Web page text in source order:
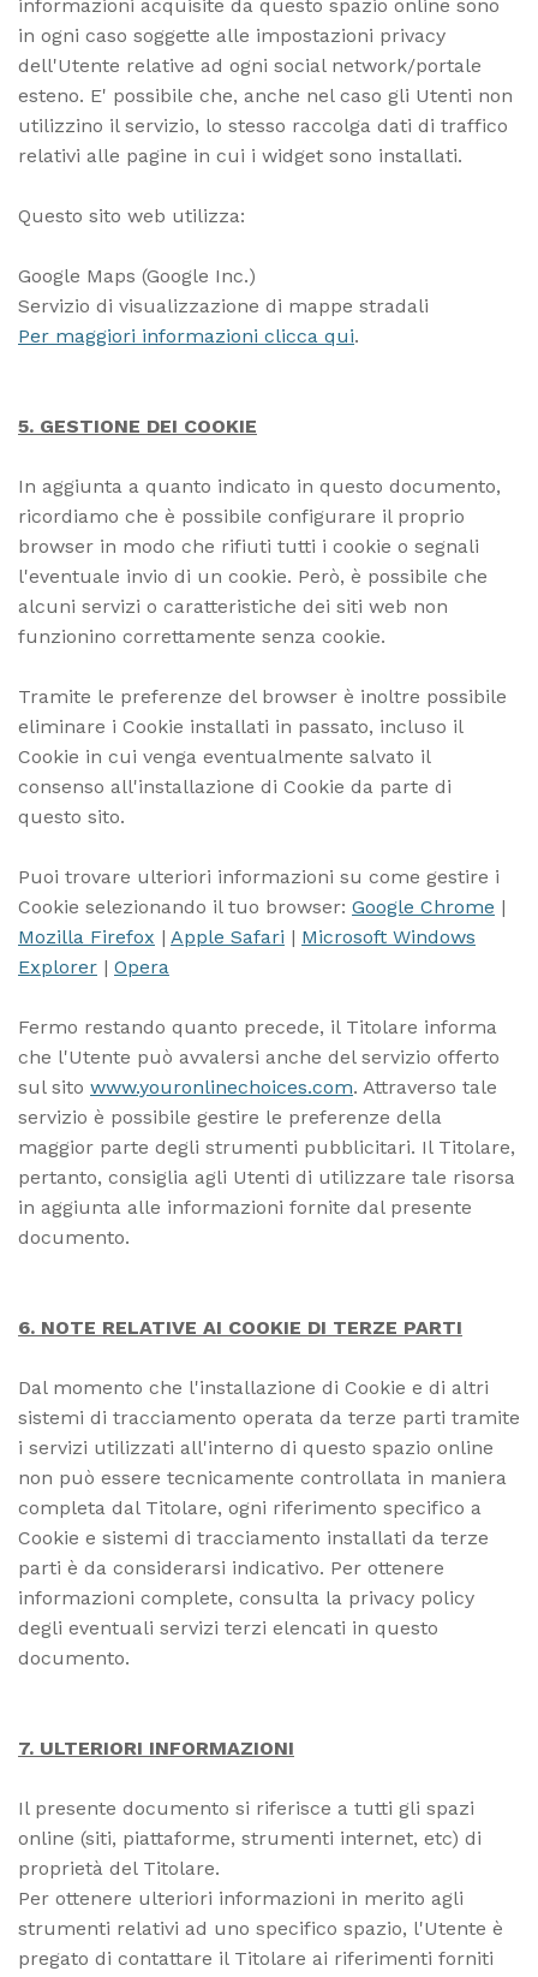
informazioni acquisite da questo spazio online sono
in ogni caso soggette alle impostazioni privacy
dell'Utente relative ad ogni social network/portale
esteno. E' possibile che, anche nel caso gli Utenti non
utilizzino il servizio, lo stesso raccolga dati di traffico
relativi alle pagine in cui i widget sono installati.
Questo sito web utilizza:
Google Maps (Google Inc.)
Servizio di visualizzazione di mappe stradali
Per maggiori informazioni clicca qui.
5. GESTIONE DEI COOKIE
In aggiunta a quanto indicato in questo documento,
ricordiamo che è possibile configurare il proprio
browser in modo che rifiuti tutti i cookie o segnali
l'eventuale invio di un cookie. Però, è possibile che
alcuni servizi o caratteristiche dei siti web non
funzionino correttamente senza cookie.
Tramite le preferenze del browser è inoltre possibile
eliminare i Cookie installati in passato, incluso il
Cookie in cui venga eventualmente salvato il
consenso all'installazione di Cookie da parte di
questo sito.
Puoi trovare ulteriori informazioni su come gestire i
Cookie selezionando il tuo browser: Google Chrome |
Mozilla Firefox | Apple Safari | Microsoft Windows
Explorer | Opera
Fermo restando quanto precede, il Titolare informa
che l'Utente può avvalersi anche del servizio offerto
sul sito www.youronlinechoices.com. Attraverso tale
servizio è possibile gestire le preferenze della
maggior parte degli strumenti pubblicitari. Il Titolare,
pertanto, consiglia agli Utenti di utilizzare tale risorsa
in aggiunta alle informazioni fornite dal presente
documento.
6. NOTE RELATIVE AI COOKIE DI TERZE PARTI
Dal momento che l'installazione di Cookie e di altri
sistemi di tracciamento operata da terze parti tramite
i servizi utilizzati all'interno di questo spazio online
non può essere tecnicamente controllata in maniera
completa dal Titolare, ogni riferimento specifico a
Cookie e sistemi di tracciamento installati da terze
parti è da considerarsi indicativo. Per ottenere
informazioni complete, consulta la privacy policy
degli eventuali servizi terzi elencati in questo
documento.
7. ULTERIORI INFORMAZIONI
Il presente documento si riferisce a tutti gli spazi
online (siti, piattaforme, strumenti internet, etc) di
proprietà del Titolare.
Per ottenere ulteriori informazioni in merito agli
strumenti relativi ad uno specifico spazio, l'Utente è
pregato di contattare il Titolare ai riferimenti forniti